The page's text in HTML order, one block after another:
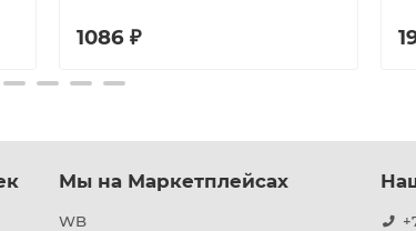
1086 ₽
Мы на Маркетплейсах
WB